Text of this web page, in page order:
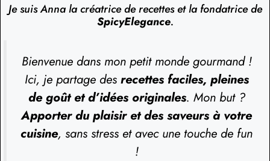
Je suis Anna la créatrice de recettes et la fondatrice de
SpicyElegance.
Bienvenue dans mon petit monde gourmand !
Ici, je partage des recettes faciles, pleines
de goût et d’idées originales. Mon but ?
Apporter du plaisir et des saveurs à votre
cuisine, sans stress et avec une touche de fun
!